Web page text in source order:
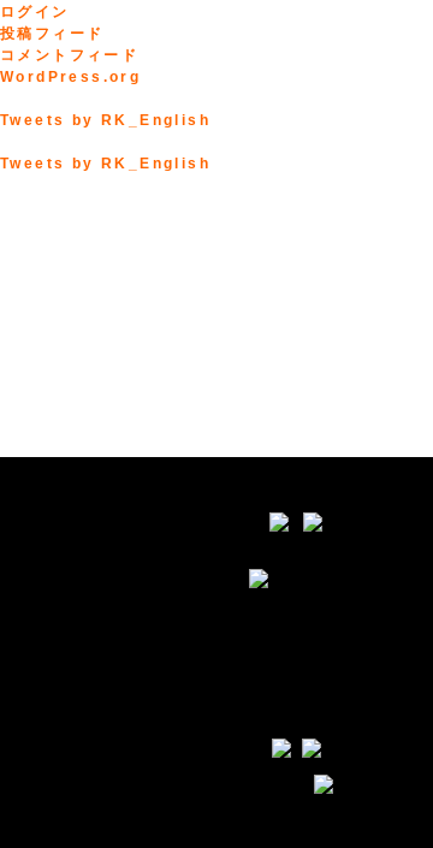
ログイン
投稿フィード
コメントフィード
WordPress.org
Tweets by RK_English
Tweets by RK_English